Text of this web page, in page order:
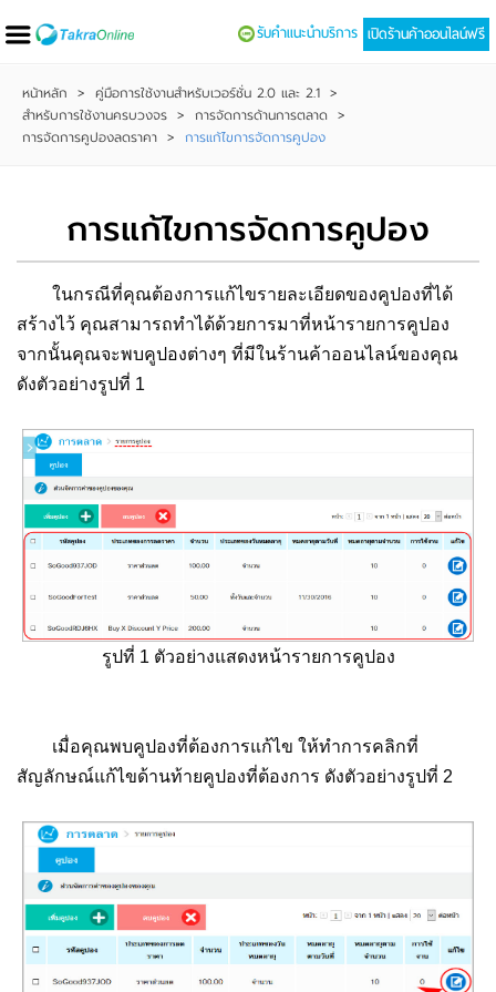
เปิดร้านค้าออนไลน์ฟรี
รับคำแนะนำบริการ
หน้าหลัก > คู่มือการใช้งานสำหรับเวอร์ชั่น 2.0 และ 2.1 >
สำหรับการใช้งานครบวงจร > การจัดการด้านการตลาด >
การจัดการคูปองลดราคา > การแก้ไขการจัดการคูปอง
การแก้ไขการจัดการคูปอง
ในกรณีที่คุณต้องการแก้ไขรายละเอียดของคูปองที่ได้
สร้างไว้ คุณสามารถทำได้ด้วยการมาที่หน้ารายการคูปอง
จากนั้นคุณจะพบคูปองต่างๆ ที่มีในร้านค้าออนไลน์ของคุณ
ดังตัวอย่างรูปที่ 1
รูปที่ 1 ตัวอย่างแสดงหน้ารายการคูปอง
เมื่อคุณพบคูปองที่ต้องการแก้ไข ให้ทำการคลิกที่
สัญลักษณ์แก้ไขด้านท้ายคูปองที่ต้องการ ดังตัวอย่างรูปที่ 2